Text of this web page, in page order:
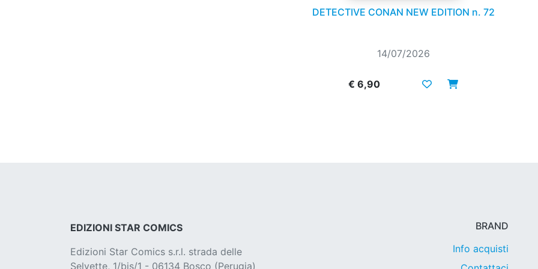
DETECTIVE CONAN NEW EDITION n. 72
14/07/2026
€ 6,90
EDIZIONI STAR COMICS
Edizioni Star Comics s.r.l. strada delle
Selvette, 1/bis/1 - 06134 Bosco (Perugia)
BRAND
Info acquisti